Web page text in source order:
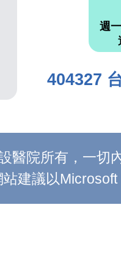
週
404327
醫院所有，一切
建議以